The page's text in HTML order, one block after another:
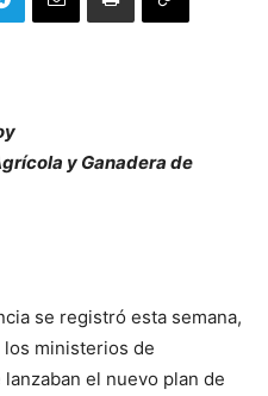
y Ganadera de
se registró esta semana,
ministerios de
el nuevo plan de